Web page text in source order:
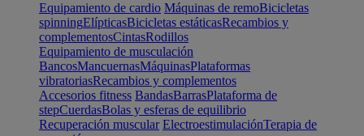
Equipamiento de cardio Máquinas de remoBicicletas
spinningElípticasBicicletas estáticasRecambios y
complementosCintasRodillos
Equipamiento de musculación
BancosMancuernasMáquinasPlataformas
vibratoriasRecambios y complementos
Accesorios fitness BandasBarrasPlataforma de
stepCuerdasBolas y esferas de equilibrio
Recuperación muscular ElectroestimulaciónTerapia de